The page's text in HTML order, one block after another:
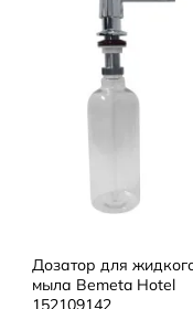
Дозатор для
мыла Bemeta Hotel
152109142